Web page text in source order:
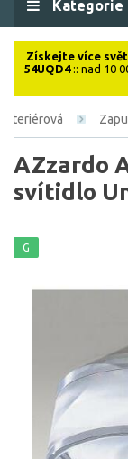
Kategorie
Získejte více
54UQD4:: nad 10
Interiérová
AZzardo
svítidlo
G